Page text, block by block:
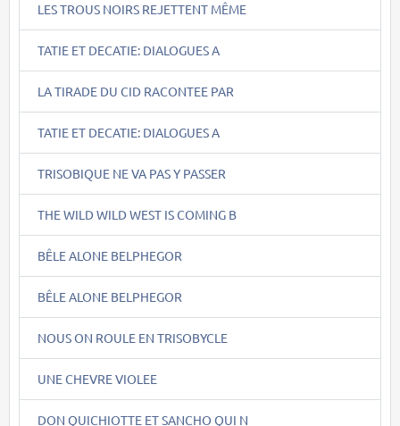
LES TROUS NOIRS REJETTENT MÊME
TATIE ET DECATIE: DIALOGUES A
LA TIRADE DU CID RACONTEE PAR
TATIE ET DECATIE: DIALOGUES A
TRISOBIQUE NE VA PAS Y PASSER
THE WILD WILD WEST IS COMING B
BÊLE ALONE BELPHEGOR
BÊLE ALONE BELPHEGOR
NOUS ON ROULE EN TRISOBYCLE
UNE CHEVRE VIOLEE
DON QUICHIOTTE ET SANCHO QUI N